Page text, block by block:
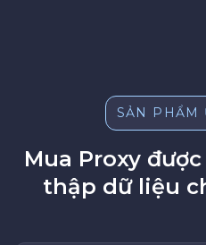
SẢN PHẨM
Mua Proxy
thập dữ liệu